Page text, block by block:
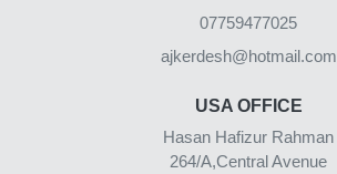
07759477025
ajkerdesh@hotmail.com
USA OFFICE
Hasan Hafizur Rahman
264/A,Central Avenue